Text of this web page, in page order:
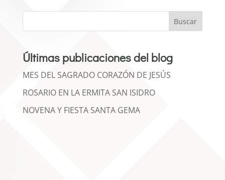
Buscar
Últimas publicaciones del blog
MES DEL SAGRADO CORAZÓN DE JESÚS
ROSARIO EN LA ERMITA SAN ISIDRO
NOVENA Y FIESTA SANTA GEMA